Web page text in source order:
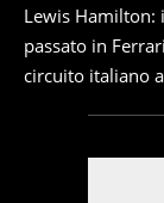
Lewis Hamilton:
passato in
circuito italiano